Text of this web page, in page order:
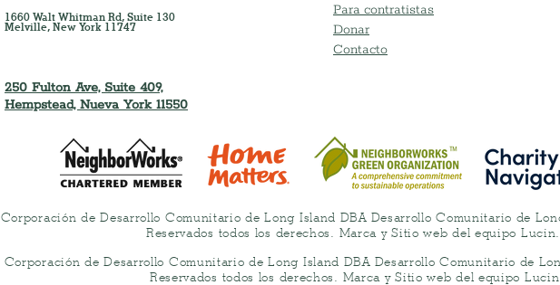
1660 Walt Whitman Rd, Suite 130
Melville, New York 11747
250 Fulton Ave, Suite 409,
Hempstead, Nueva York 11550
Para contratistas
Donar
Contacto
Corporación de Desarrollo Comunitario de Long Island DBA Desarrollo Comunitario de
Reservados todos los derechos. Marca y Sitio web del equipo Lucin.
Corporación de Desarrollo Comunitario de Long Island DBA Desarrollo Comunitario de
Reservados todos los derechos. Marca y Sitio web del equipo